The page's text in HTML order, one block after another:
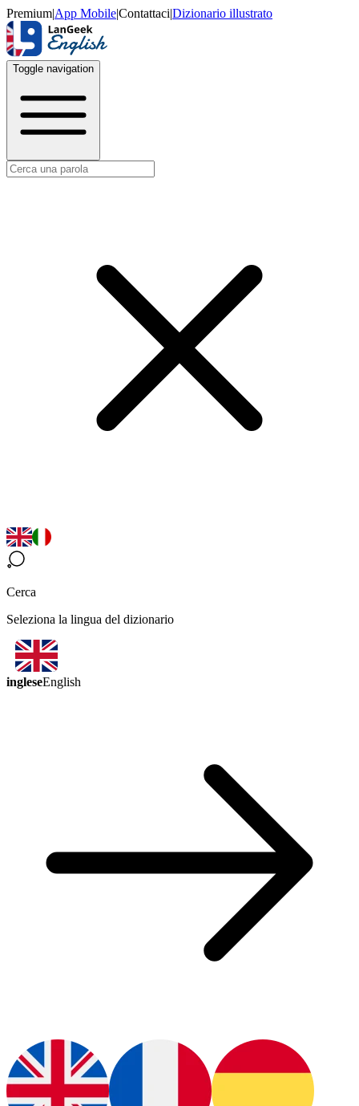
Premium|App Mobile|Contattaci|Dizionario illustrato
Toggle navigation
Cerca
Seleziona la lingua del dizionario
ingleseEnglish